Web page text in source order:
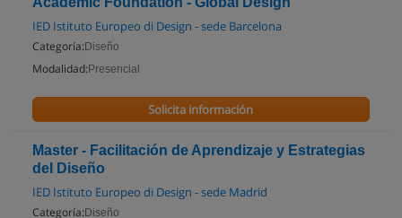
IED Istituto Europeo di Design - sede Barcelona
Categoría: Diseño
Modalidad: Presencial
Solicita información
Master - Facilitación de Aprendizaje y Estrategias
del Diseño
IED Istituto Europeo di Design - sede Madrid
Categoría: Diseño